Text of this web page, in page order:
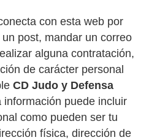
con esta web por
post, mandar un correo
alguna contratación,
de carácter personal
CD Judo y Defensa
información puede incluir
como pueden ser tu
física, dirección de